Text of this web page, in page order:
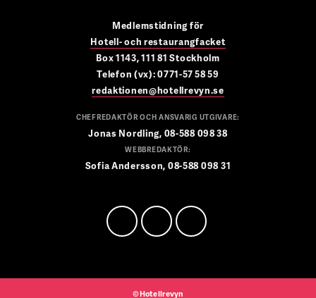
Medlemstidning för
Hotell- och restaurangfacket
Box 1143, 111 81 Stockholm
Telefon (vx): 0771-57 58 59
redaktionen@hotellrevyn.se
CHEFREDAKTÖR OCH ANSVARIG UTGIVARE:
Jonas Nordling, 08-588 098 38
WEBBREDAKTÖR:
Sofia Andersson, 08-588 098 31
©Hotellrevyn